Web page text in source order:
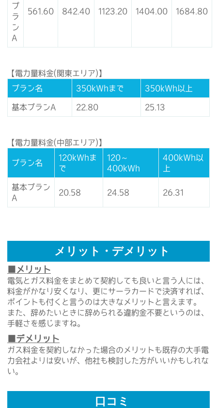
プ
ラ
ン
A
561.60 842.40 1123.20 1404.00 1684.80
【電力量料金(関東エリア)】
プラン名
350kWhまで 350kWh以上
基本プランA 22.80 25.13
【電力量料金(中部エリア)】
プラン名
120kWhま
で
120～
400kWh
400kWh以
上
基本プラン
A
20.58 24.58 26.31
メリット・デメリット
■メリット
電気とガス料金をまとめて契約しても良いと言う人には、
料金がかなり安くなり、更にサーラカードで決済すれば、
ポイントも付くと言うのは大きなメリットと言えます。
また、辞めたいときに辞められる違約金不要というのは、
手軽さを感じますね。
■デメリット
ガス料金を契約しなかった場合のメリットも既存の大手電
力会社よりは安いが、他社も検討した方がいいかもしれな
い。
口コミ